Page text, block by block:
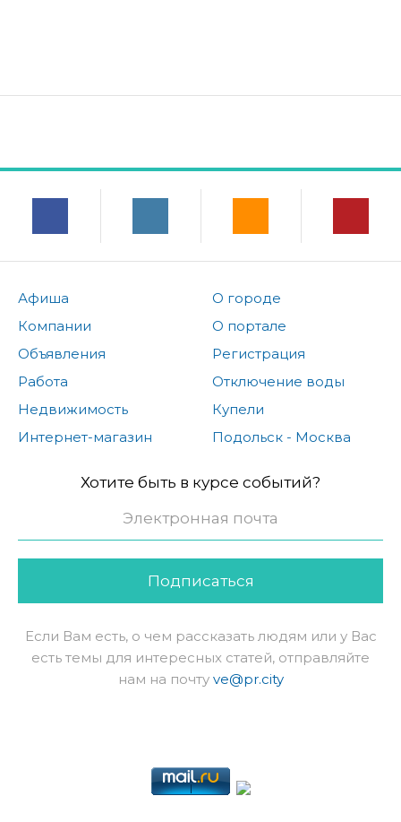
Афиша
Компании
Объявления
Работа
Недвижимость
Интернет-магазин
О городе
О портале
Регистрация
Отключение воды
Купели
Подольск - Москва
Хотите быть в курсе событий?
Подписаться
Если Вам есть, о чем рассказать людям или у Вас
есть темы для интересных статей, отправляйте
нам на почту ve@pr.city